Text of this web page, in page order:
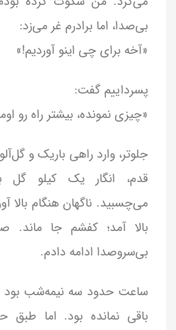
بی‌صدا، اما برادرم غر می‌زد:
«آخه برای چی اینو آوردیم!»
پسرداییم گفت:
«چیزی نمونده، بیشتر راه رو
جلوتر، وارد راهی باریک و
قدم، انگار یک کیلو گل
می‌چسبید. ناگهان هنگام بالا
بالا آمد؛ کفشم جا ماند.
بی‌سروصدا ادامه دادم.
ساعت حدود سه نیمه‌شب بود
باقی نمانده بود. اما طبق